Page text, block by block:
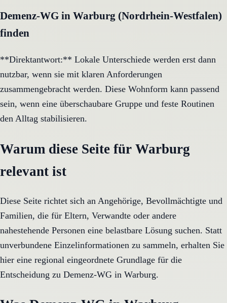
Demenz-WG in Warburg (Nordrhein-Westfalen)
finden
**Direktantwort:** Lokale Unterschiede werden erst dann
nutzbar, wenn sie mit klaren Anforderungen
zusammengebracht werden. Diese Wohnform kann passend
sein, wenn eine überschaubare Gruppe und feste Routinen
den Alltag stabilisieren.
Warum diese Seite für Warburg
relevant ist
Diese Seite richtet sich an Angehörige, Bevollmächtigte und
Familien, die für Eltern, Verwandte oder andere
nahestehende Personen eine belastbare Lösung suchen. Statt
unverbundene Einzelinformationen zu sammeln, erhalten Sie
hier eine regional eingeordnete Grundlage für die
Entscheidung zu Demenz-WG in Warburg.